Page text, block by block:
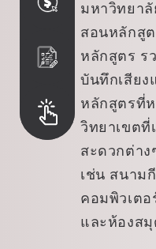
มหาวิทยาลั
สอนหลักสู
หลักสูตร ร
บันทึกเสียง
หลักสูตรที่
วิทยาเขตที่
สะดวกต่า
เช่น สนาม
คอมพิวเต
และห้องสมุ